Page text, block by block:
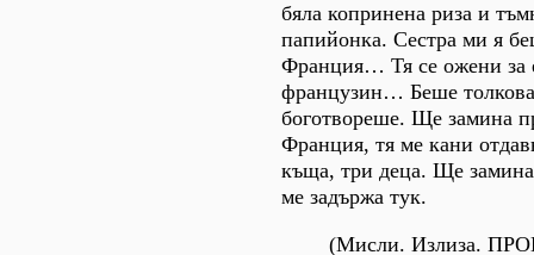
бяла копринена риза и
папийонка. Сестра ми я
Франция… Тя се ожени за
французин… Беше
боготвореше. Ще замина
Франция, тя ме кани
къща, три деца. Ще
ме задържа тук.
(Мисли. Излиза.